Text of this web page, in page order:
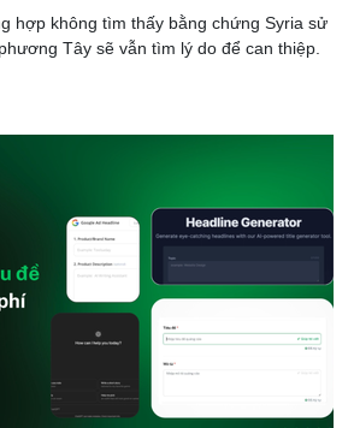
Chuyển đổi số
hợp không tìm thấy bằng chứng Syria sử
Tây sẽ vẫn tìm lý do để can thiệp.